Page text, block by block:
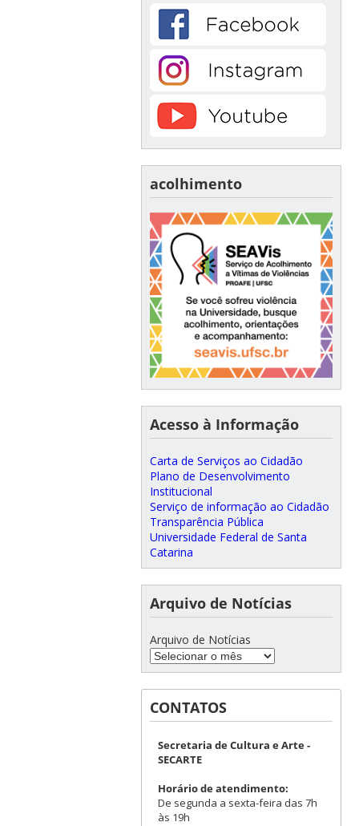
acolhimento
Acesso à Informação
Carta de Serviços ao Cidadão
Plano de Desenvolvimento
Institucional
Serviço de informação ao Cidadão
Transparência Pública
Universidade Federal de Santa
Catarina
Arquivo de Notícias
Arquivo de Notícias
CONTATOS
Secretaria de Cultura e Arte -
SECARTE
Horário de atendimento:
De segunda a sexta-feira das 7h
às 19h